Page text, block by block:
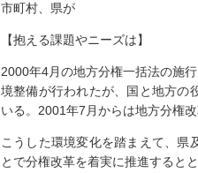
市町村、県が
【抱える課題やニーズは】
2000年4月の地方分権一括法の施
境整備が行われたが、国と地方の
いる。2001年7月からは地方分権
こうした環境変化を踏まえて、県
とで分権改革を着実に推進すると